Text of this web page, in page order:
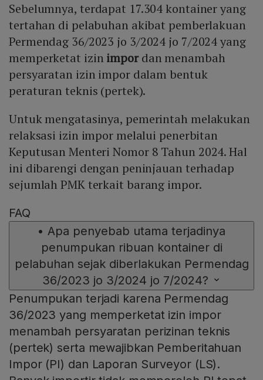
Sebelumnya, terdapat 17.304 kontainer yang
tertahan di pelabuhan akibat pemberlakuan
Permendag 36/2023 jo 3/2024 jo 7/2024 yang
memperketat izin impordan menambah
persyaratan izin impor dalam bentuk
peraturan teknis (pertek).
Untuk mengatasinya, pemerintah melakukan
relaksasi izin impor melalui penerbitan
Keputusan Menteri Nomor 8 Tahun 2024. Hal
ini dibarengi dengan peninjauan terhadap
sejumlah PMK terkait barang impor.
FAQ
• Apa penyebab utama terjadinya
penumpukan ribuan kontainer di
pelabuhan sejak diberlakukan Permendag
36/2023 jo 3/2024 jo 7/2024?
Penumpukan terjadi karena Permendag
36/2023 yang memperketat izin impor
menambah persyaratan perizinan teknis
(pertek) serta mewajibkan Pemberitahuan
Impor (PI) dan Laporan Surveyor (LS).